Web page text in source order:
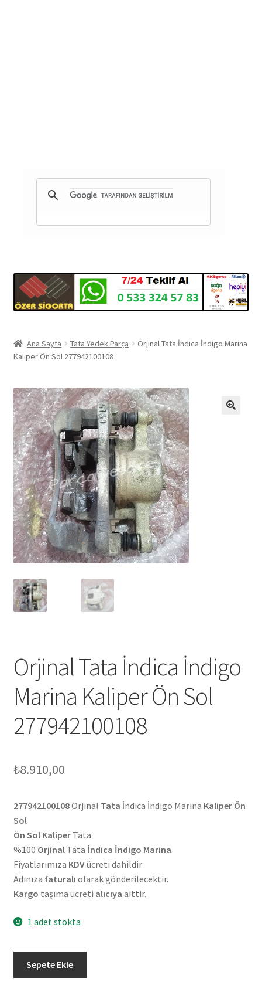
Ana Sayfa Tata Yedek Parça
Orjinal Tata İndica İndigo Marina
Kaliper Ön Sol 277942100108
Orjinal Tata İndica İndigo
Marina Kaliper Ön Sol
277942100108
₺8.910,00
277942100108Orjinal Tata İndica İndigo Marina Kaliper Ön
Sol
Ön Sol KaliperTata
%100 OrjinalTata İndica İndigo Marina
Fiyatlarımıza KDVücreti dahildir
Adınıza faturalı olarak gönderilecektir.
Kargo taşıma ücreti alıcıya aittir.
1 adet stokta
Sepete Ekle